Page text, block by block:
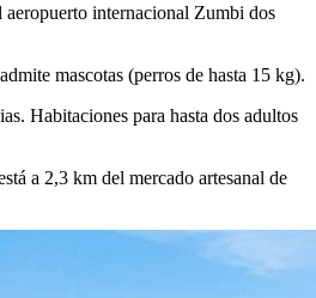
aeropuerto internacional Zumbi dos
mascotas (perros de hasta 15 kg).
Habitaciones para hasta dos adultos
a 2,3 km del mercado artesanal de